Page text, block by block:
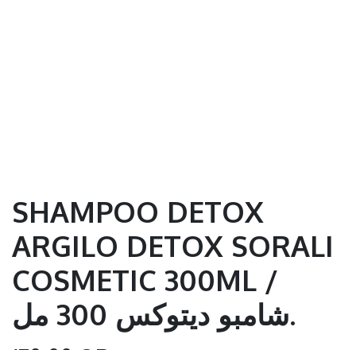
SHAMPOO DETOX
ARGILO DETOX SORALI
COSMETIC 300ML /
شامبو ديتوكس 300 مل.